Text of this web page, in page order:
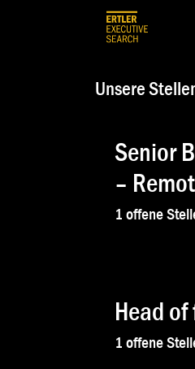
Unsere
Senior
–
1 offene
Head
1 offene